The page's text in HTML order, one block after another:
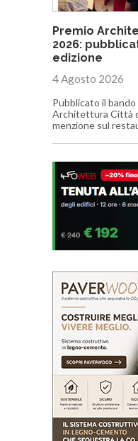
Premio
2026:
edizione
4 Agosto 2026
Pubblicato il
Architettura Città
menzione sul